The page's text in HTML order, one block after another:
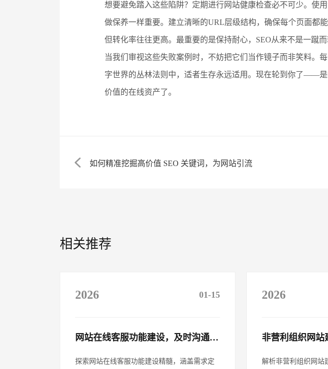
想要避免踏入这些陷阱？定期进行网站健康检查必不可少。使
做保养一样重要。建立清晰的URL层级结构，确保每个页面都
但转化率往往更高。最重要的是保持耐心，SEO从来不是一蹴
当我们审视这些失败案例时，不妨把它们当作镜子而非笑料。
字世界的丛林法则中，适者生存永远适用。现在轮到你了——
价值的在线资产了。
如何精准挖掘高价值 SEO 关键词，为网站引流​
相关推荐
2026 01-15
网站在线客服功能建设，及时沟通客户​
探索网站在线客服功能建设精髓，涵盖需求定
2026
解析非营利组织网站